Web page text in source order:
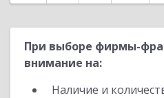
При выборе фирмы-
внимание на:
Наличие и